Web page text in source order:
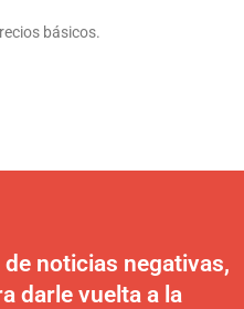
básicos.
noticias negativas,
darle vuelta a la